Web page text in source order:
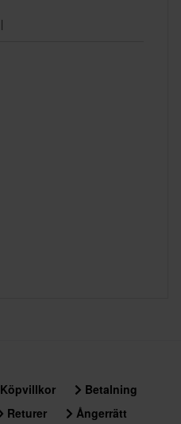
Köpvillkor
Betalning
Returer
Ångerrätt